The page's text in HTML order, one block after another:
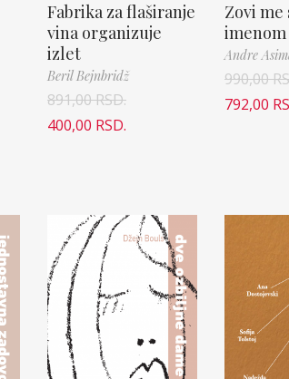
Fabrika za flaširanje
vina organizuje
izlet
Beril Bejnbridž
891,00RSD.
400,00 RSD.
Zovi me
imenom
Andre
990,00
792,00